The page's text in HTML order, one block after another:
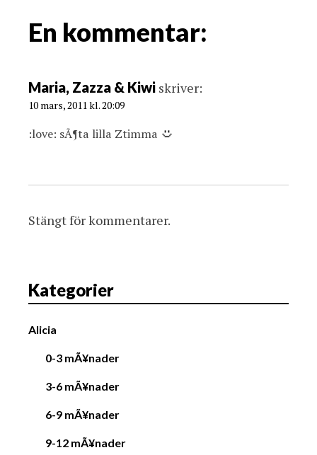
g
a
i
o
En kommentar:
Maria, Zazza & Kiwi skriver:
10 mars, 2011 kl. 20:09
:love: sÃ¶ta lilla Ztimma
Stängt för kommentarer.
Kategorier
Alicia
0-3 mÃ¥nader
3-6 mÃ¥nader
6-9 mÃ¥nader
9-12 mÃ¥nader